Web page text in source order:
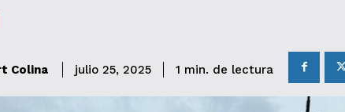
Colina julio 25, 2025 1 min. de lectura